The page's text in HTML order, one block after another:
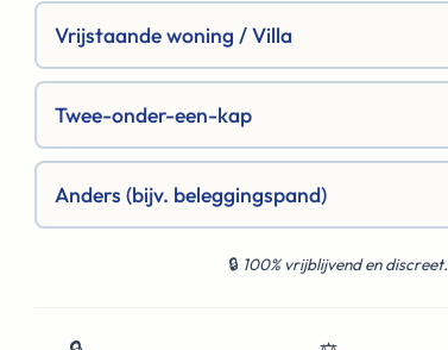
Vrijstaande woning / Villa
Twee-onder-een-kap
Anders (bijv. beleggingspand)
🔒 100% vrijblijvend en discreet.